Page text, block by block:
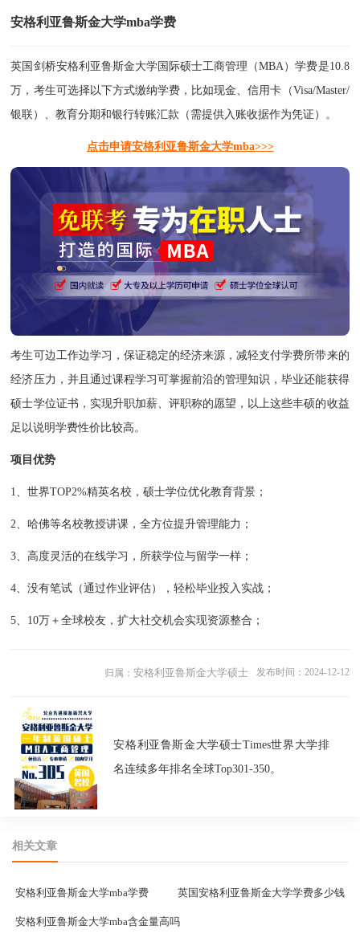
安格利亚鲁斯金大学mba学费
英国剑桥安格利亚鲁斯金大学国际硕士工商管理（MBA）学费是10.8
万，考生可选择以下方式缴纳学费，比如现金、信用卡（Visa/Master/
银联）、教育分期和银行转账汇款（需提供入账收据作为凭证）。
点击申请安格利亚鲁斯金大学mba>>>
考生可边工作边学习，保证稳定的经济来源，减轻支付学费所带来的
经济压力，并且通过课程学习可掌握前沿的管理知识，毕业还能获得
硕士学位证书，实现升职加薪、评职称的愿望，以上这些丰硕的收益
足以说明学费性价比较高。
项目优势
1、世界TOP2%精英名校，硕士学位优化教育背景；
2、哈佛等名校教授讲课，全方位提升管理能力；
3、高度灵活的在线学习，所获学位与留学一样；
4、没有笔试（通过作业评估），轻松毕业投入实战；
5、10万＋全球校友，扩大社交机会实现资源整合；
发布时间：2024-12-12
归属： 安格利亚鲁斯金大学硕士
安格利亚鲁斯金大学硕士Times世界大学排
名连续多年排名全球Top301-350。
相关文章
安格利亚鲁斯金大学mba学费 英国安格利亚鲁斯金大学学费多少钱
安格利亚鲁斯金大学mba含金量高吗